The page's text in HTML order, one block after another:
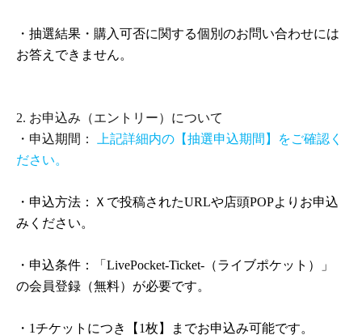
・公共交通機関の遅延等を含め、いかなる理由において
・お客さまのご都合による販売時間の変更は承っており
ません。
み有効です。
ねます。
【その他注意事項】
・抽選結果・購入可否に関する個別のお問い合わせには
お答えできません。
2. お申込み（エントリー）について
・申込期間：
上記詳細内の【抽選申込期間】をご確認く
ださい。
・申込方法：Ｘで投稿されたURLや店頭POPよりお申込
みください。
・申込条件：「 LivePocket-Ticket- （ライブポケット）」
の会員登録（無料）が必要です。
・ 1チケットにつき【 1枚】までお申込み可能です。